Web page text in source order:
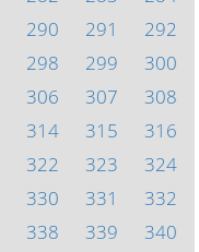
290 291
292
298 299
300
306 307
308
314 315
316
322 323
324
330 331
332
338 339
340